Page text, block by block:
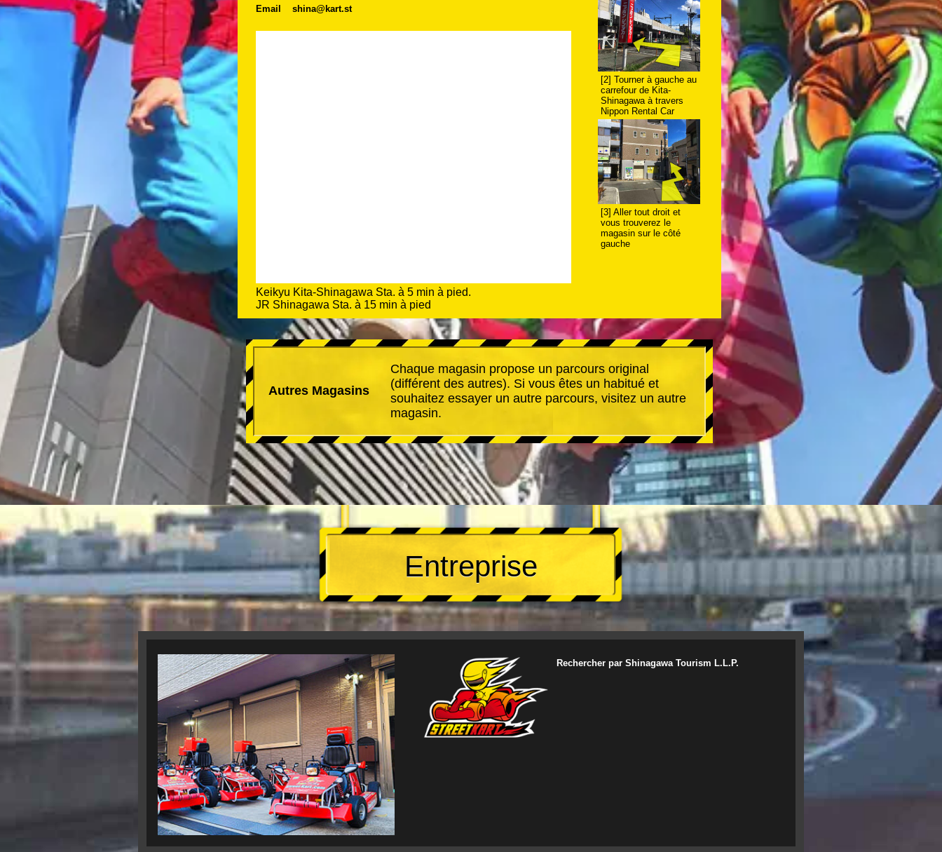
Email
shina@kart.st
Keikyu Kita-Shinagawa Sta. à 5 min à pied.
JR Shinagawa Sta. à 15 min à pied
[2] Tourner à gauche au
carrefour de Kita-
Shinagawa à travers
Nippon Rental Car
[3] Aller tout droit et
vous trouverez le
magasin sur le côté
gauche
Autres Magasins
Chaque magasin propose un parcours original
(différent des autres). Si vous êtes un habitué et
souhaitez essayer un autre parcours, visitez un autre
magasin.
Entreprise
Rechercher par Shinagawa Tourism L.L.P.